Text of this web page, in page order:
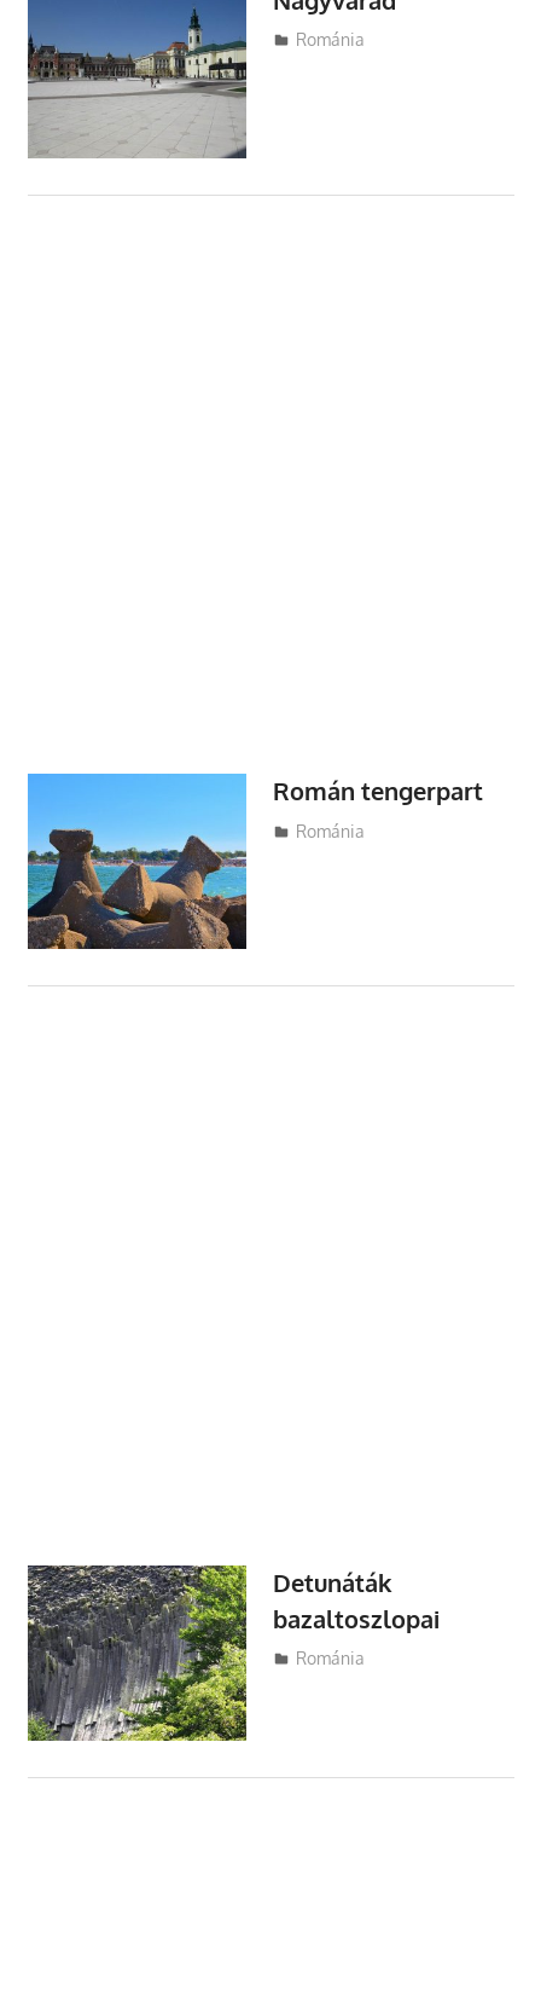
Utazasok.org
Románia
Román tengerpart
Utazasok.org
Románia
Detunáták
bazaltoszlopai
Utazasok.org
Románia